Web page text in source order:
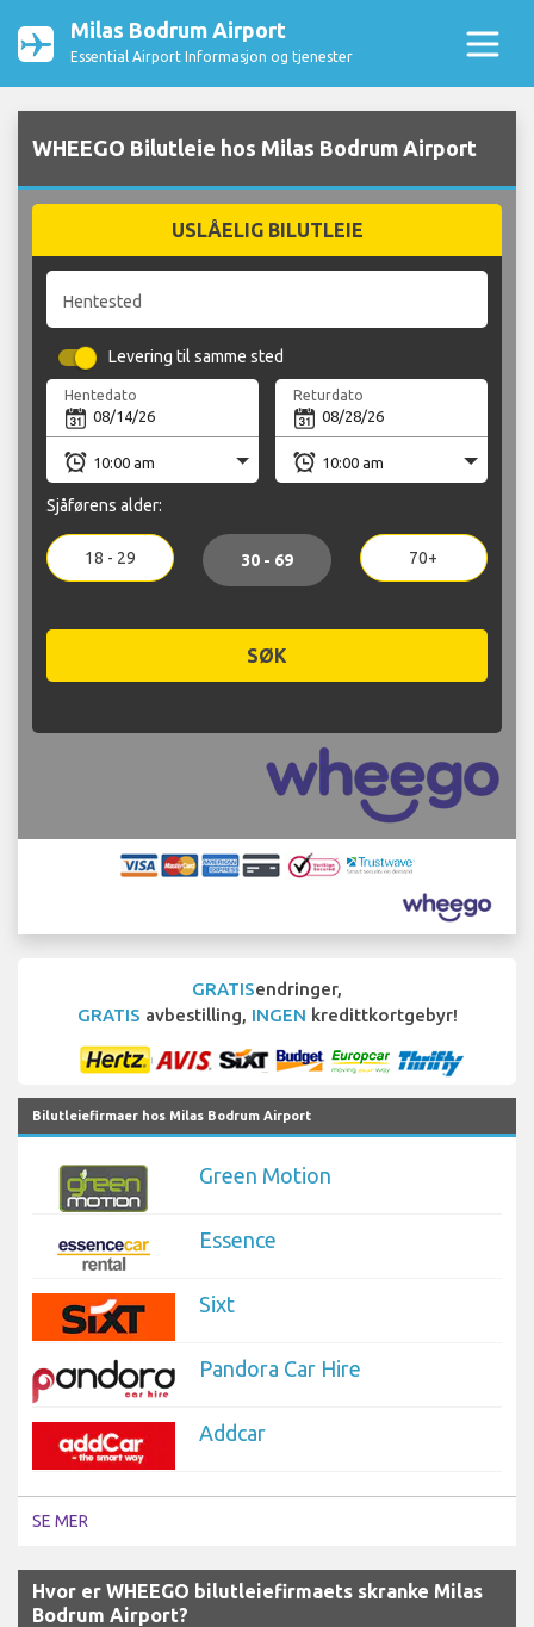
Milas Bodrum Airport
Essential Airport Informasjon og tjenester
WHEEGO Bilutleie hos Milas Bodrum Airport
USLÅELIG BILUTLEIE
Hentested
Levering til samme sted
Hentedato Returdato
Sjåførens alder:
18 - 29 30 - 69 70+
SØK
GRATISendringer,
GRATIS avbestilling, INGEN kredittkortgebyr!
Bilutleiefirmaer hos Milas Bodrum Airport
Green Motion
Essence
Sixt
Pandora Car Hire
Addcar
SE MER
Hvor er WHEEGO bilutleiefirmaets skranke Milas
Bodrum Airport?